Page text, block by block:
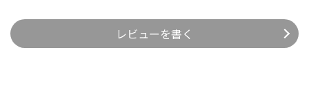
レビューを書く